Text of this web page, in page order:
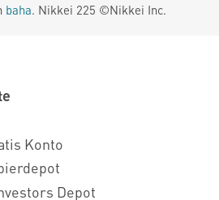
baha. Nikkei 225 ©Nikkei Inc.
Konto
Depot